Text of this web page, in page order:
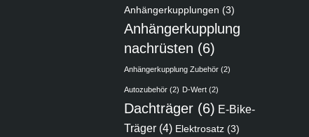
Anhängerkupplungen (3)
Anhängerkupplung
nachrüsten (6)
Anhängerkupplung Zubehör (2)
Autozubehör (2) D-Wert (2)
Dachträger (6) E-Bike-
Träger (4) Elektrosatz (3)